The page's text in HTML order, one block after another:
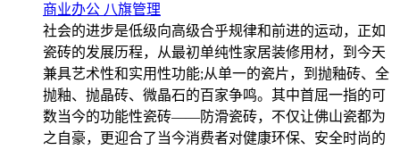
商业办公 八旗管理
社会的进步是低级向高级合乎规律和前进的运动，正如
瓷砖的发展历程，从最初单纯性家居装修用材，到今天
兼具艺术性和实用性功能;从单一的瓷片，到抛釉砖、全
抛釉、抛晶砖、微晶石的百家争鸣。其中首屈一指的可
数当今的功能性瓷砖——防滑瓷砖，不仅让佛山瓷都为
之自豪，更迎合了当今消费者对健康环保、安全时尚的